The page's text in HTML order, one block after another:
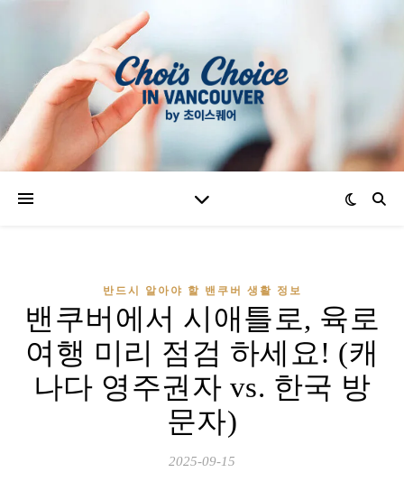
반드시 알아야 할 밴쿠버 생활 정보
밴쿠버에서 시애틀로, 육로
여행 미리 점검 하세요! (캐
나다 영주권자 vs. 한국 방
문자)
2025-09-15